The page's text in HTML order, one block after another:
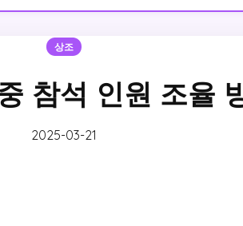
상조
참석 인원 조율
2025-03-21